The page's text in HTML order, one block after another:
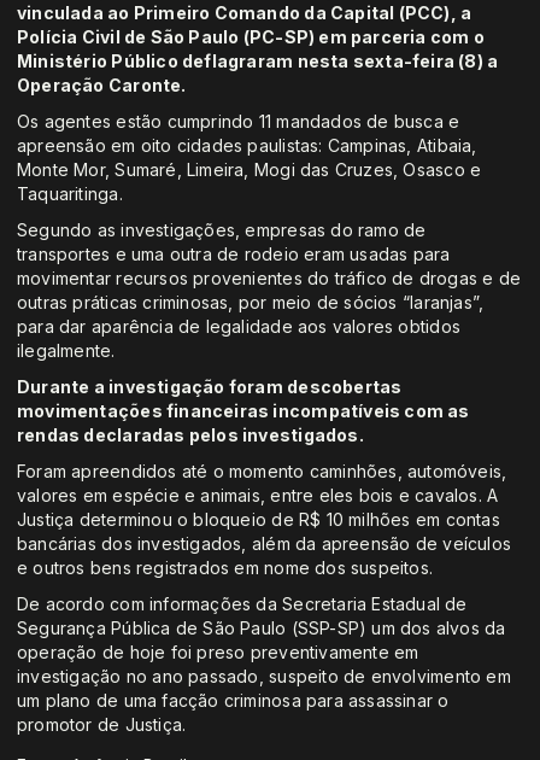
vinculada ao Primeiro Comando da Capital (PCC), a
Polícia Civil de São Paulo (PC-SP) em parceria com o
Ministério Público deflagraram nesta sexta-feira (8) a
Operação Caronte.
Os agentes estão cumprindo 11 mandados de busca e
apreensão em oito cidades paulistas: Campinas, Atibaia,
Monte Mor, Sumaré, Limeira, Mogi das Cruzes, Osasco e
Taquaritinga.
Segundo as investigações, empresas do ramo de
transportes e uma outra de rodeio eram usadas para
movimentar recursos provenientes do tráfico de drogas e de
outras práticas criminosas, por meio de sócios “laranjas”,
para dar aparência de legalidade aos valores obtidos
ilegalmente.
Durante a investigação foram descobertas
movimentações financeiras incompatíveis com as
rendas declaradas pelos investigados.
Foram apreendidos até o momento caminhões, automóveis,
valores em espécie e animais, entre eles bois e cavalos. A
Justiça determinou o bloqueio de R$ 10 milhões em contas
bancárias dos investigados, além da apreensão de veículos
e outros bens registrados em nome dos suspeitos.
De acordo com informações da Secretaria Estadual de
Segurança Pública de São Paulo (SSP-SP) um dos alvos da
operação de hoje foi preso preventivamente em
investigação no ano passado, suspeito de envolvimento em
um plano de uma facção criminosa para assassinar o
promotor de Justiça.